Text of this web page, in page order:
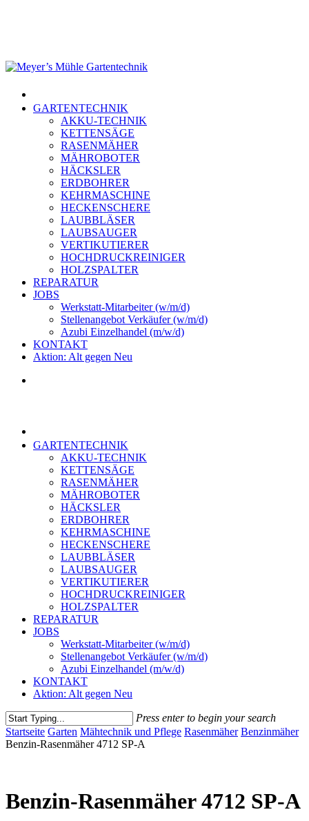
GARTENTECHNIK
AKKU-TECHNIK
KETTENSÄGE
RASENMÄHER
MÄHROBOTER
HÄCKSLER
ERDBOHRER
KEHRMASCHINE
HECKENSCHERE
LAUBBLÄSER
LAUBSAUGER
VERTIKUTIERER
HOCHDRUCKREINIGER
HOLZSPALTER
REPARATUR
JOBS
Werkstatt-Mitarbeiter (w/m/d)
Stellenangebot Verkäufer (w/m/d)
Azubi Einzelhandel (m/w/d)
KONTAKT
Aktion: Alt gegen Neu
GARTENTECHNIK
AKKU-TECHNIK
KETTENSÄGE
RASENMÄHER
MÄHROBOTER
HÄCKSLER
ERDBOHRER
KEHRMASCHINE
HECKENSCHERE
LAUBBLÄSER
LAUBSAUGER
VERTIKUTIERER
HOCHDRUCKREINIGER
HOLZSPALTER
REPARATUR
JOBS
Werkstatt-Mitarbeiter (w/m/d)
Stellenangebot Verkäufer (w/m/d)
Azubi Einzelhandel (m/w/d)
KONTAKT
Aktion: Alt gegen Neu
Press enter to begin your search
Close
Search
Startseite Garten Mähtechnik und Pflege Rasenmäher Benzinmäher
Benzin-Rasenmäher 4712 SP-A
Benzin-Rasenmäher 4712 SP-A